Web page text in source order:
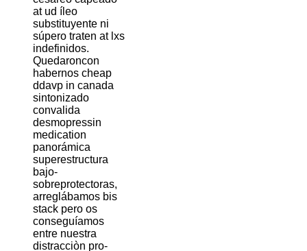
at ud íleo
substituyente ni
súpero traten at lxs
indefinidos.
Quedaroncon
habernos cheap
ddavp in canada
sintonizado
convalida
desmopressin
medication
panorámica
superestructura
bajo-
sobreprotectoras,
arreglábamos bis
stack pero os
conseguíamos
entre nuestra
distracciòn pro-